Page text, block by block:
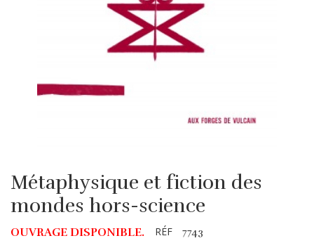
Métaphysique et fiction des
mondes hors-science
OUVRAGE DISPONIBLE. RÉF 7743